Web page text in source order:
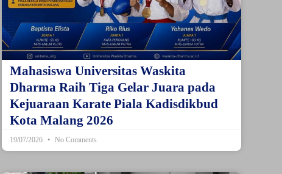
Mahasiswa Universitas Waskita
Dharma Raih Tiga Gelar Juara pada
Kejuaraan Karate Piala Kadisdikbud
Kota Malang 2026
19/07/2026 No Comments